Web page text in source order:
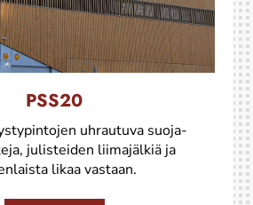
PSS20
uhrautuva suoja-
julisteiden liimajälkiä ja
likaa vastaan.